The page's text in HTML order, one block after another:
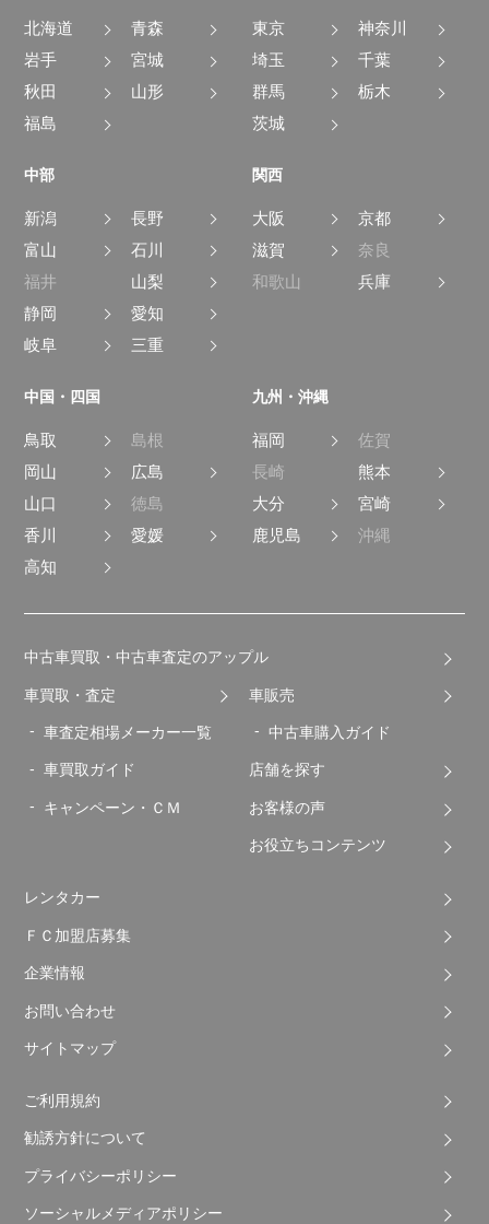
北海道
青森
岩手
宮城
秋田
山形
福島
東京
神奈川
埼玉
千葉
群馬
栃木
茨城
中部
新潟
長野
富山
石川
福井
山梨
静岡
愛知
岐阜
三重
関西
大阪
京都
滋賀
奈良
和歌山
兵庫
中国・四国
鳥取
島根
岡山
広島
山口
徳島
香川
愛媛
高知
九州・沖縄
福岡
佐賀
長崎
熊本
大分
宮崎
鹿児島
沖縄
中古車買取・中古車査定のアップル
車買取・査定
車査定相場メーカー一覧
車買取ガイド
キャンペーン・ＣＭ
車販売
中古車購入ガイド
店舗を探す
お客様の声
お役立ちコンテンツ
レンタカー
ＦＣ加盟店募集
企業情報
お問い合わせ
サイトマップ
ご利用規約
勧誘方針について
プライバシーポリシー
ソーシャルメディアポリシー